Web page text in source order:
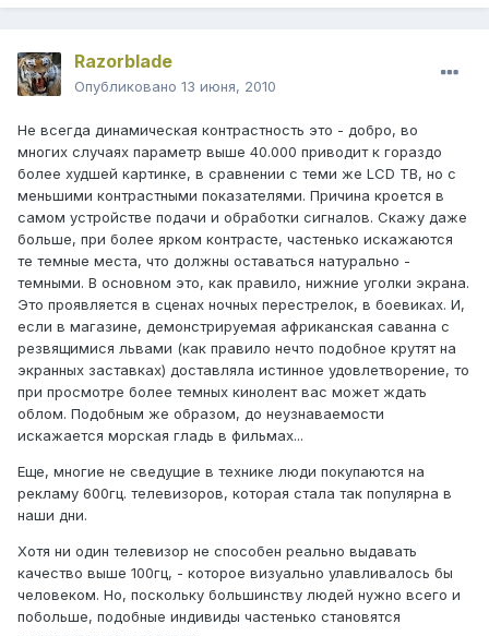
Razorblade
Опубликовано 13 июня, 2010
Не всегда динамическая контрастность это - добро, во
многих случаях параметр выше 40.000 приводит к гораздо
более худшей картинке, в сравнении с теми же LCD ТВ, но с
меньшими контрастными показателями. Причина кроется в
самом устройстве подачи и обработки сигналов. Скажу даже
больше, при более ярком контрасте, частенько искажаются
те темные места, что должны оставаться натурально -
темными. В основном это, как правило, нижние уголки экрана.
Это проявляется в сценах ночных перестрелок, в боевиках. И,
если в магазине, демонстрируемая африканская саванна с
резвящимися львами (как правило нечто подобное крутят на
экранных заставках) доставляла истинное удовлетворение, то
при просмотре более темных кинолент вас может ждать
облом. Подобным же образом, до неузнаваемости
искажается морская гладь в фильмах...
Еще, многие не сведущие в технике люди покупаются на
рекламу 600гц. телевизоров, которая стала так популярна в
наши дни.
Хотя ни один телевизор не способен реально выдавать
качество выше 100гц, - которое визуально улавливалось бы
человеком. Но, поскольку большинству людей нужно всего и
побольше, подобные индивиды частенько становятся